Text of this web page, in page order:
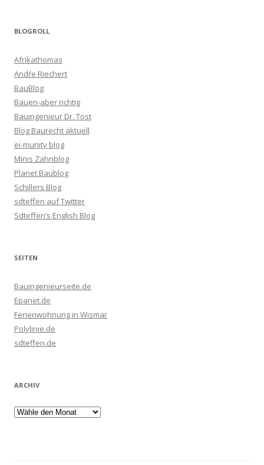
BLOGROLL
Afrikathomas
Andŕe Riechert
BauBlog
Bauen-aber richtig
Bauingenieur Dr. Tost
Blog Baurecht aktuell
ei-munity blog
Minis Zahnblog
Planet Baublog
Schillers Blog
sdteffen auf Twitter
Sdteffen’s English Blog
SEITEN
Bauingenieurseite.de
Epanet.de
Ferienwohnung in Wismar
Polylinie.de
sdteffen.de
ARCHIV